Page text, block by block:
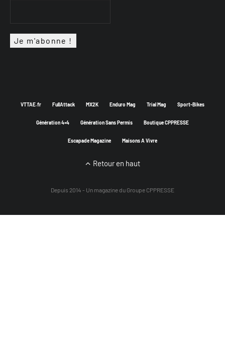
VTTAE.fr FullAttack MX2K Enduro Mag Trial Mag Sport-Bikes
Génération 4×4 Génération Sans Permis Boutique CPPRESSE
Escapade Magazine Maisons A Vivre
Retour en haut
Depuis 2014 - Un magazine du Groupe CPPRESSE